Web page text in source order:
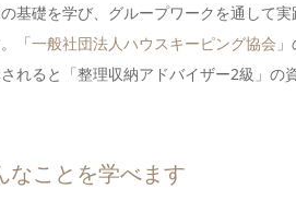
基礎を学び、グループワークを通して
「一般社団法人ハウスキーピング協会
れると「整理収納アドバイザー2級」の
なことを学べます